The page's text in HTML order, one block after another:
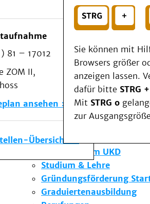
oder
Wählen Sie ein Thema für Ihren
81 – 17012
ZOM II,
ansehen
Übersicht
Sie können mit
Browsers größer
anzeigen lassen.
dafür bitte STRG
Mit STRG o
zur
Patienten & Besucher
Kliniken/Institute/
Als Patient am UKD
Beratung und
Veranstaltungen
Kommunikation im
Notfall
Forschung & Lehre
Die Institute des UKD
Forschung am UKD
Studium & Lehre
Gründungsförderung
Graduiertenausbildung